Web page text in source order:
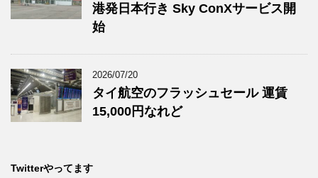
港発日本行き Sky ConXサービス開
始
2026/07/20
タイ航空のフラッシュセール 運賃
15,000円なれど
Twitterやってます